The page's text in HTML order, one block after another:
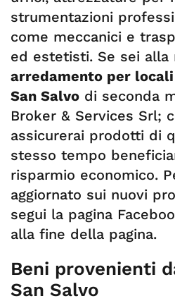
strumentazioni
come meccanici e
ed estetisti. Se sei alla
arredamento per
San Salvo di seconda
Broker & Services Srl;
assicurerai prodotti di
stesso tempo
risparmio economico.
aggiornato sui nuovi
segui la pagina
alla fine della pagina.
Beni provenienti
San Salvo